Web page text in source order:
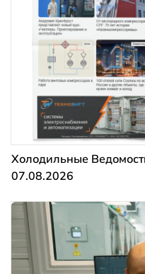
Холодильные
07.08.2026